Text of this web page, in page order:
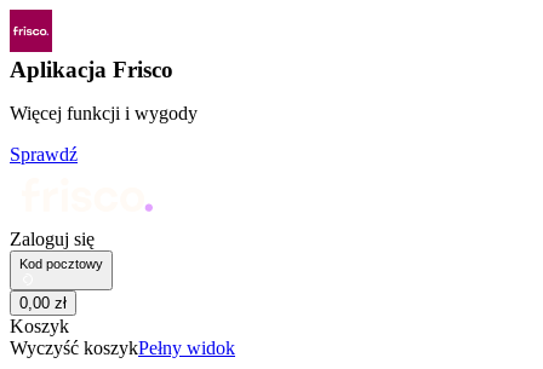
Aplikacja Frisco
Więcej funkcji i wygody
Sprawdź
Zaloguj się
Kod pocztowy
0,00 zł
Koszyk
Wyczyść koszykPełny widok